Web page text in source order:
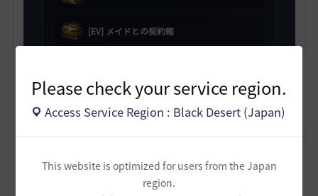
Please check your service region.
Access Service Region : Black Desert (Japan)
This website is optimized for users from the Japan
region.
[EV] メイドとの契約箱
職人の記憶 50個
2日目